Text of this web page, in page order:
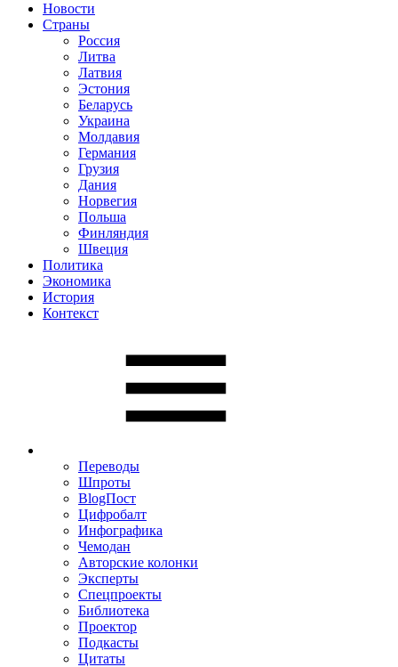
Новости
Страны
Россия
Литва
Латвия
Эстония
Беларусь
Украина
Молдавия
Германия
Грузия
Дания
Норвегия
Польша
Финляндия
Швеция
Политика
Экономика
История
Контекст
Переводы
Шпроты
BlogПост
Цифробалт
Инфографика
Чемодан
Авторские колонки
Эксперты
Спецпроекты
Библиотека
Проектор
Подкасты
Цитаты